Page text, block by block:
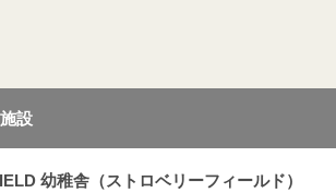
設
幼稚舎（ストロベリーフィールド）